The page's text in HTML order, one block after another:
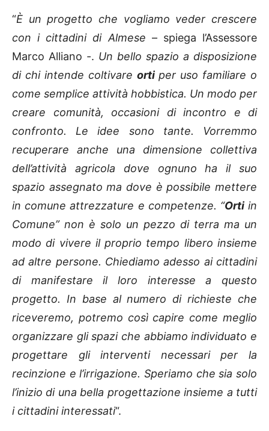
“È un progetto che vogliamo veder crescere
con i cittadini di Almese – spiega l’Assessore
Marco Alliano -. Un bello spazio a disposizione
di chi intende coltivare ortiper uso familiare o
come semplice attività hobbistica. Un modo per
creare comunità, occasioni di incontro e di
confronto. Le idee sono tante. Vorremmo
recuperare anche una dimensione collettiva
dell’attività agricola dove ognuno ha il suo
spazio assegnato ma dove è possibile mettere
in comune attrezzature e competenze. “Ortiin
Comune” non è solo un pezzo di terra ma un
modo di vivere il proprio tempo libero insieme
ad altre persone. Chiediamo adesso ai cittadini
di manifestare il loro interesse a questo
progetto. In base al numero di richieste che
riceveremo, potremo così capire come meglio
organizzare gli spazi che abbiamo individuato e
progettare gli interventi necessari per la
recinzione e l’irrigazione. Speriamo che sia solo
l’inizio di una bella progettazione insieme a tutti
i cittadini interessati“.